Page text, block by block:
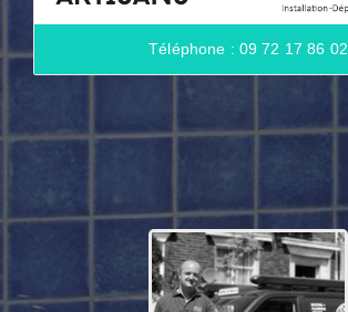
Téléphone : 09 72 17 86 02